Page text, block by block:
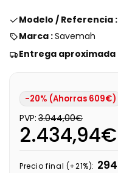
Modelo / Referencia :
Marca :Savemah
Entrega aproximada
-20% (Ahorras 609€)
PVP: 3.044,00€
2.434,94€
Precio final (+21%):